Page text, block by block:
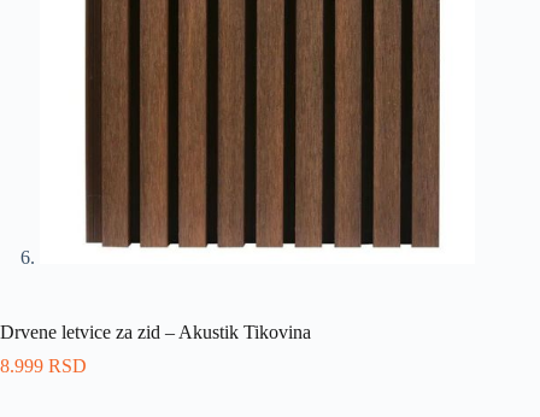
Drvene letvice za zid – Akustik Tikovina
8.999 RSD